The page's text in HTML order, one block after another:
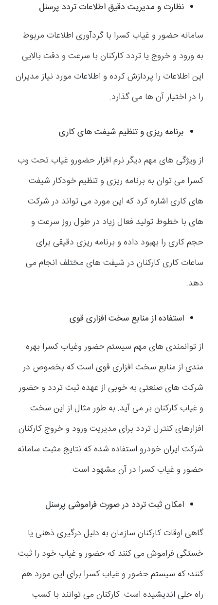
نظارت و مدیریت دقیق اطلاعات تردد پرسنل
سامانه حضور و غیاب کسرا با گردآوری اطلاعات مربوط
به ورود و خروج یا تردد کارکنان با سرعت و دقت بالایی
این اطلاعات را پردازش کرده و اطلاعات مورد نیاز مدیران
را در اختیار آن ها می گذارد.
برنامه ریزی و تنظیم شیفت های کاری
از ویژگی های مهم دیگر نرم افزار حضورو غیاب تحت وب
کسرا می توان به برنامه ریزی و تنظیم خودکار شیفت
های کاری اشاره کرد که این مورد می تواند در شرکت
های با خطوط تولید فعال زیاد در طول روز سرعت و
حجم کاری را بهبود داده و برنامه ریزی دقیقی برای
ساعات کاری کارکنان در شیفت های مختلف انجام می
دهد.
استفاده از منابع سخت افزاری قوی
از توانمندی های مهم سیستم حضور وغیاب کسرا بهره
مندی از منابع سخت افزاری قوی است که بخصوص در
شرکت های صنعتی به خوبی از عهده ثبت تردد و حضور
و غیاب کارکنان بر می آید. به طور مثال از این سخت
افزارهای کنترل تردد برای مدیریت ورود و خروج کارکنان
شرکت ایران خودرو استفاده شده که نتایج مثبت سامانه
حضور و غیاب کسرا در آن مشهود است.
امکان ثبت تردد در صورت فراموشی پرسنل
گاهی اوقات کارکنان سازمان به دلیل درگیری ذهنی یا
خستگی فراموش می کنند که حضور و غیاب خود را ثبت
کنند؛ که سیستم حضور و غیاب کسرا برای این مورد هم
راه حلی اندیشیده است. کارکنان می توانند با کسب